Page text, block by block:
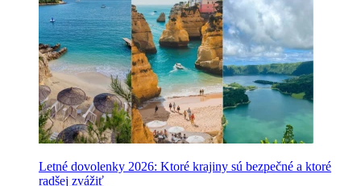
Letné dovolenky 2026: Ktoré krajiny sú bezpečné a ktoré
radšej zvážiť